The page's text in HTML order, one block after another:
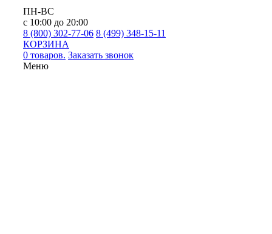
ПН-ВС
с 10:00 до 20:00
8 (800) 302-77-06 8 (499) 348-15-11
КОРЗИНА
0 товаров. Заказать звонок
Меню